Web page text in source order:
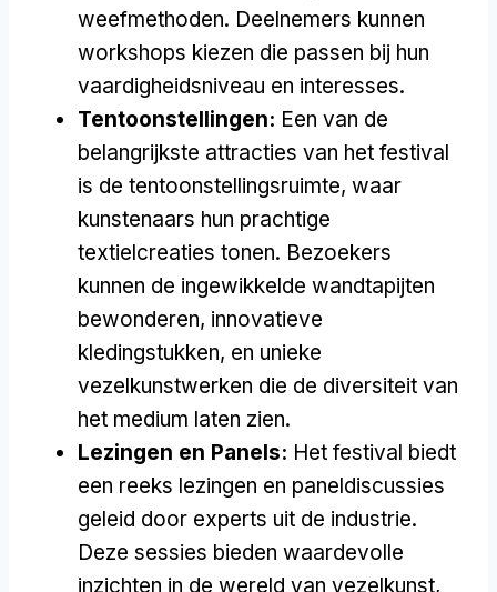
weefmethoden. Deelnemers kunnen
workshops kiezen die passen bij hun
vaardigheidsniveau en interesses.
Tentoonstellingen: Een van de
belangrijkste attracties van het festival
is de tentoonstellingsruimte, waar
kunstenaars hun prachtige
textielcreaties tonen. Bezoekers
kunnen de ingewikkelde wandtapijten
bewonderen, innovatieve
kledingstukken, en unieke
vezelkunstwerken die de diversiteit van
het medium laten zien.
Lezingen en Panels: Het festival biedt
een reeks lezingen en paneldiscussies
geleid door experts uit de industrie.
Deze sessies bieden waardevolle
inzichten in de wereld van vezelkunst,